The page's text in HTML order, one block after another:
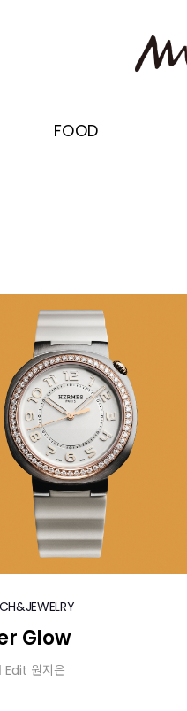
FOOD
Glow
│Edit 원지은